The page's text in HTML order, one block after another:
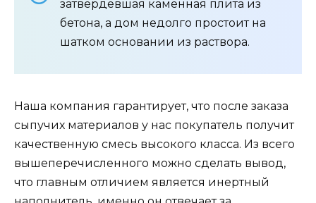
затвердевшая каменная плита из
бетона, а дом недолго простоит на
шатком основании из раствора.
Наша компания гарантирует, что после заказа
сыпучих материалов у нас покупатель получит
качественную смесь высокого класса. Из всего
вышеперечисленного можно сделать вывод,
что главным отличием является инертный